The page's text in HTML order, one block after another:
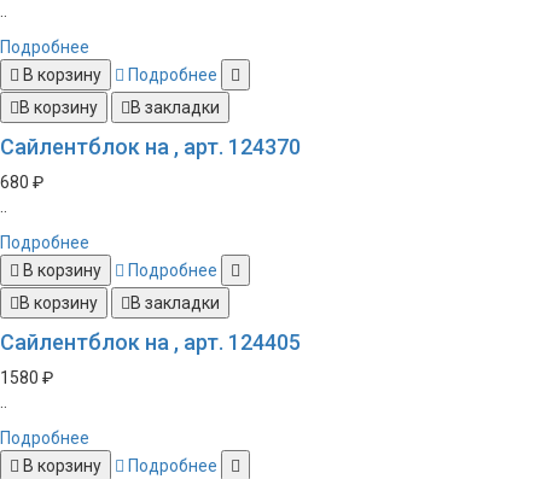
..
Подробнее
В корзину
Подробнее
В корзину
В закладки
Сайлентблок на , арт. 124370
680 ₽
..
Подробнее
В корзину
Подробнее
В корзину
В закладки
Сайлентблок на , арт. 124405
1580 ₽
..
Подробнее
В корзину
Подробнее